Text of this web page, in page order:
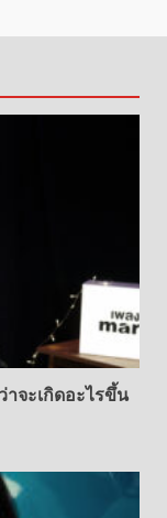
จะเกิดอะไรขึ้น